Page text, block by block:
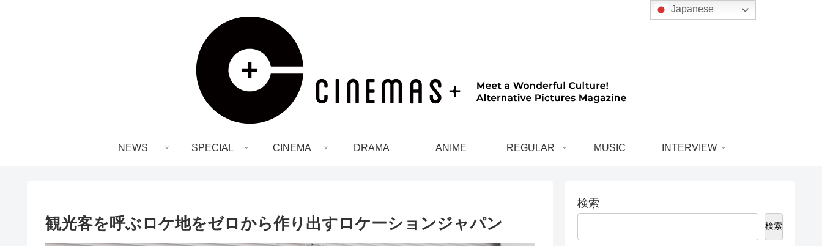
NEWS SPECIAL CINEMA DRAMA ANIME REGULAR MUSIC INTERVIEW
観光客を呼ぶロケ地をゼロから作り出すロケーションジャパン
検索
検索
Japanese